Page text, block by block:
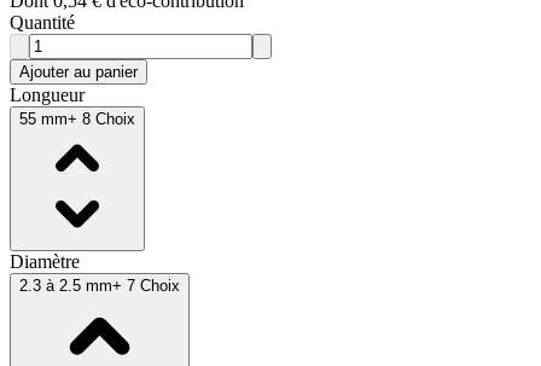
Quantité
Ajouter au panier
Longueur
55 mm+ 8 Choix
Diamètre
2.3 à 2.5 mm+ 7 Choix